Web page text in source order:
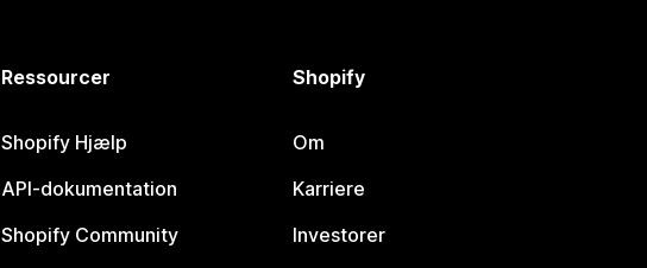
Ressourcer
Shopify Hjælp
API-dokumentation
Shopify Community
Shopify
Om
Karriere
Investorer